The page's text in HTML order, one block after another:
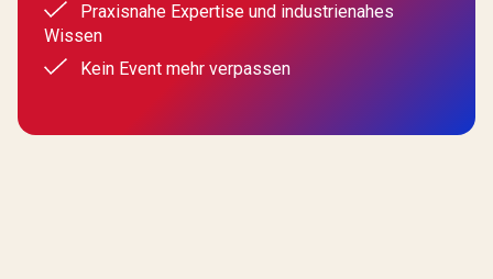
Praxisnahe Expertise und industrienahes
Wissen
Kein Event mehr verpassen